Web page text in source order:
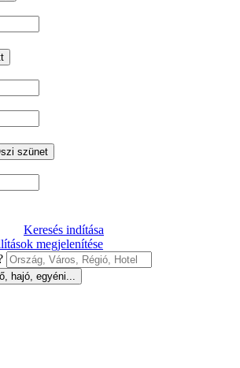
szünet
Keresés indítása
megjelenítése
hajó, egyéni...